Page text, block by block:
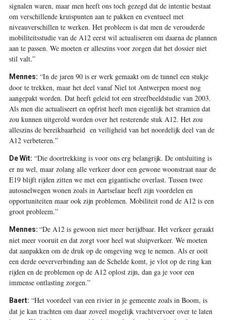
signalen waren, maar men heeft ons toch gezegd dat de intentie bestaat
om verschillende kruispunten aan te pakken en eventueel met
niveauverschillen te werken. Het probleem is dat men de verouderde
mobiliteitsstudie van de A12 eerst wil actualiseren om daarna de plannen
aan te passen. We moeten er alleszins voor zorgen dat het dossier niet
stil valt.”
Mennes: “In de jaren 90 is er werk gemaakt om de tunnel een stukje
door te trekken, maar het deel vanaf Niel tot Antwerpen moest nog
aangepakt worden. Dat heeft geleid tot een streefbeeldstudie van 2003.
Als men die actualiseert en opfrist heeft men eigenlijk het stramien dat
zou kunnen uitgerold worden over het resterende stuk A12. Het zou
alleszins de bereikbaarheid en veiligheid van het noordelijk deel van de
A12 verbeteren.”
De Wit: “Die doortrekking is voor ons erg belangrijk. De ontsluiting is
er nu wel, maar zolang alle verkeer door een gewone woonstraat naar de
E19 blijft rijden zitten we met een gigantische overlast. Tussen twee
autosnelwegen wonen zoals in Aartselaar heeft zijn voordelen en
opportuniteiten maar ook zijn problemen. Mobiliteit rond de A12 is een
groot probleem.”
Mennes: “De A12 is gewoon niet meer berijdbaar. Het verkeer geraakt
niet meer vooruit en dat zorgt voor heel wat sluipverkeer. We moeten
dat aanpakken om de druk op de omgeving weg te nemen. Als er ooit
een derde oeververbinding aan de Schelde komt, je vlot op de ring kan
rijden en de problemen op de A12 oplost zijn, dan ga je voor een
immense ontlasting zorgen.”
Baert: “Het voordeel van een rivier in je gemeente zoals in Boom, is
dat je kan trachten om daar zoveel mogelijk vrachtvervoer over te laten